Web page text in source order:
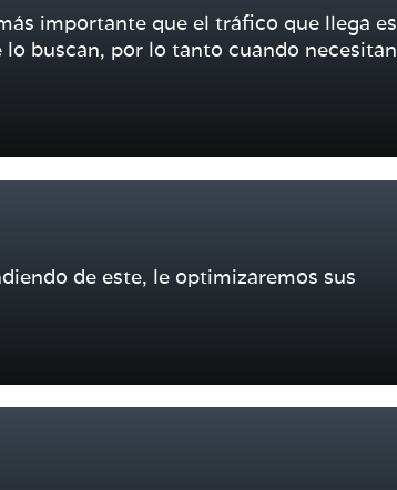
importante que el tráfico que llega es
buscan, por lo tanto cuando necesitan
de este, le optimizaremos sus